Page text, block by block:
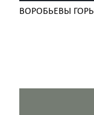
ВОРОБЬЕВЫ ГОРЫ